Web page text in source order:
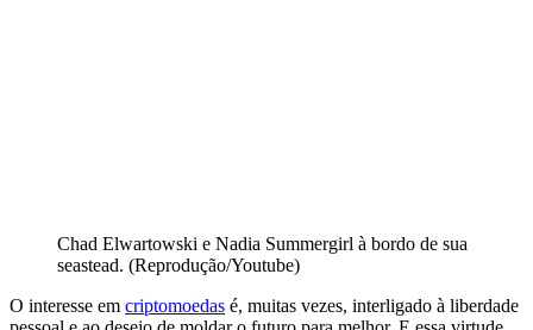
Chad Elwartowski e Nadia Summergirl à bordo de sua
seastead. (Reprodução/Youtube)
O interesse em criptomoedas é, muitas vezes, interligado à liberdade